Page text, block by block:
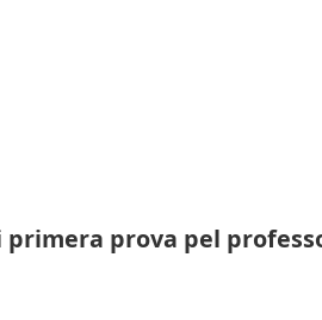
prova pel